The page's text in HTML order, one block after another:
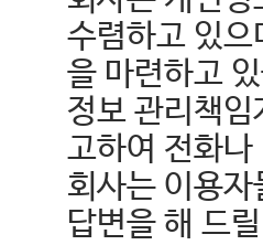
수렴하고 있
을 마련하고
정보 관리책
고하여 전화
회사는 이용
답변을 해 드